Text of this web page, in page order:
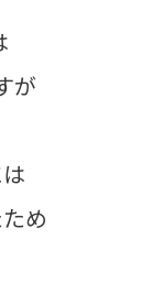
が
め